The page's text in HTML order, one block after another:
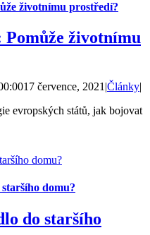
životnímu prostředí?
životnímu
17 července, 2021 |Články|
evropských států, jak bojovat
domu?
domu?
do staršího